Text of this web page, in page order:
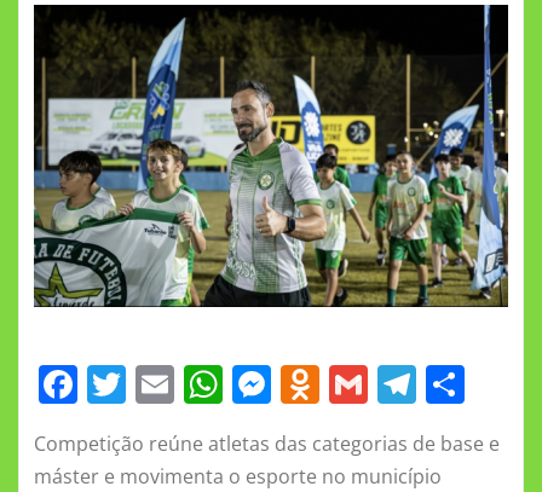
F
c
T
w
it
E
m
ai
W
h
at
M
e
ss
O
n
G
m
ai
T
el
e a
Competição reúne atletas das categorias de base e
máster e movimenta o esporte no município